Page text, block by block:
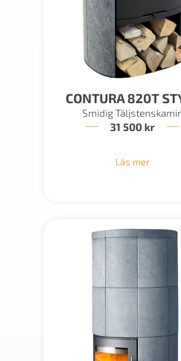
CONTURA 820T
Smidig
31 500 kr
Läs mer